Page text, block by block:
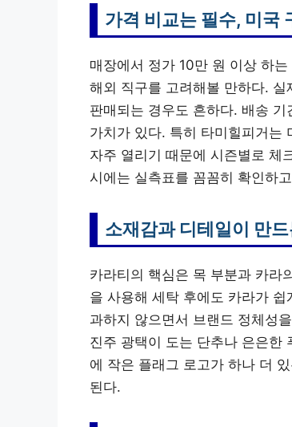
가격 비교는 필수, 미국
매장에서 정가 10만 원 이상 하
해외 직구를 고려해볼 만하다.
판매되는 경우도 흔하다. 배송
가치가 있다. 특히 타미힐피거는
자주 열리기 때문에 시즌별로 체
시에는 실측표를 꼼꼼히 확인하
소재감과 디테일이 만
카라티의 핵심은 목 부분과 카라
을 사용해 세탁 후에도 카라가
과하지 않으면서 브랜드 정체성
진주 광택이 도는 단추나 은은한
에 작은 플래그 로고가 하나 더
된다.